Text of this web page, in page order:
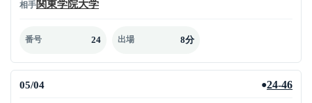
相手関東学院大学
番号 24 出場 8分
05/04 ●24-46